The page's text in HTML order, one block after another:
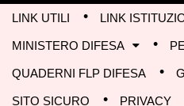
LINK UTILI LINK
MINISTERO DIFESA
QUADERNI FLP DIFESA
SITO SICURO PRIVACY